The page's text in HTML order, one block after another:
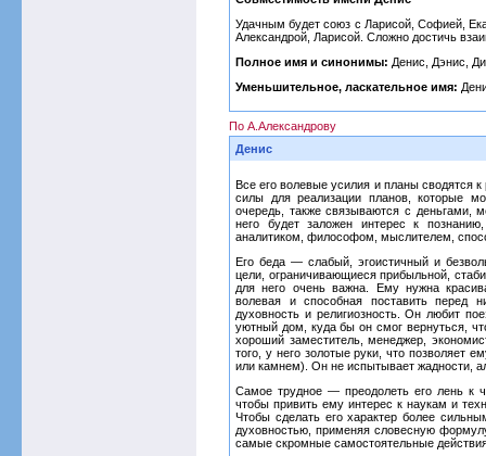
Удачным будет союз с Ларисой, Софией,
Александрой, Ларисой. Сложно достичь
Полное имя и синонимы: Денис, Дэнис,
Уменьшительное, ласкательное имя:
По А.Александрову
Денис
Все его волевые усилия и планы сводятся
силы для реализации планов, которые
очередь, также связываются с деньгами,
него будет заложен интерес к
аналитиком, философом, мыслителем,
Его беда — слабый, эгоистичный и
цели, ограничивающиеся прибыльной,
для него очень важна. Ему нужна
волевая и способная поставить перед
духовность и религиозность. Он любит
уютный дом, куда бы он смог вернуться,
хороший заместитель, менеджер,
того, у него золотые руки, что позволяет
или камнем). Он не испытывает жадности,
Самое трудное — преодолеть его лень к
чтобы привить ему интерес к наукам и
Чтобы сделать его характер более
духовностью, применяя словесную
самые скромные самостоятельные